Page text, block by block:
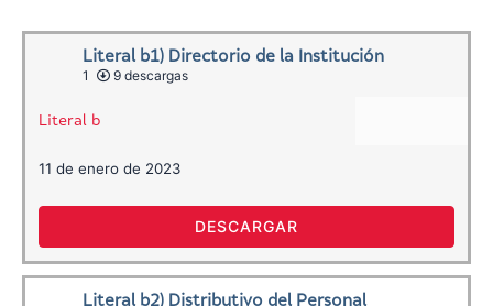
Literal b1) Directorio de la Institución
1
9 descargas
Literal b
11 de enero de 2023
DESCARGAR
Literal b2) Distributivo del Personal